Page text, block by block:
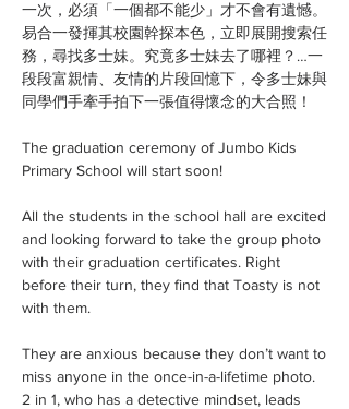
一次，必須「一個都不能少」才不會有遺憾。
易合一發揮其校園幹探本色，立即展開搜索任
務，尋找多士妹。究竟多士妹去了哪裡？…一
段段富親情、友情的片段回憶下，令多士妹與
同學們手牽手拍下一張值得懷念的大合照！
The graduation ceremony of Jumbo Kids
Primary School will start soon!
All the students in the school hall are excited
and looking forward to take the group photo
with their graduation certificates. Right
before their turn, they find that Toasty is not
with them.
They are anxious because they don’t want to
miss anyone in the once-in-a-lifetime photo.
2 in 1, who has a detective mindset, leads